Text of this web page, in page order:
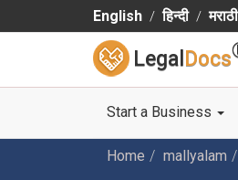
English हिन्दी मराठी
Legal Docs
Start a Business
Home mallyalam